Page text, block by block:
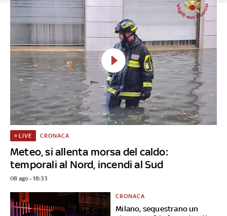
Meteo, si allenta morsa del caldo:
temporali al Nord, incendi al Sud
LIVE CRONACA
08 ago - 18:33
Milano, sequestrano un
CRONACA